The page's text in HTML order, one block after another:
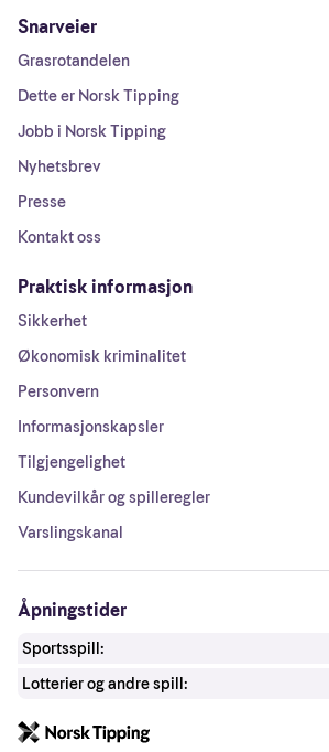
Snarveier
Grasrotandelen
Dette er Norsk Tipping
Jobb i Norsk Tipping
Nyhetsbrev
Presse
Kontakt oss
Praktisk informasjon
Sikkerhet
Økonomisk kriminalitet
Personvern
Informasjonskapsler
Tilgjengelighet
Kundevilkår og spilleregler
Varslingskanal
Åpningstider
Sportsspill:
Lotterier og andre spill: